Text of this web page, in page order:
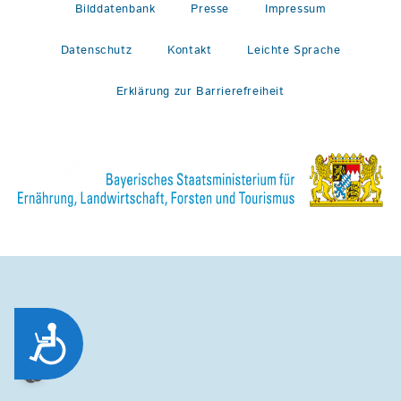
Zug&auml;nglichkeit
Bilddatenbank Presse Impressum
Datenschutz Kontakt Leichte Sprache
Erklärung zur Barrierefreiheit